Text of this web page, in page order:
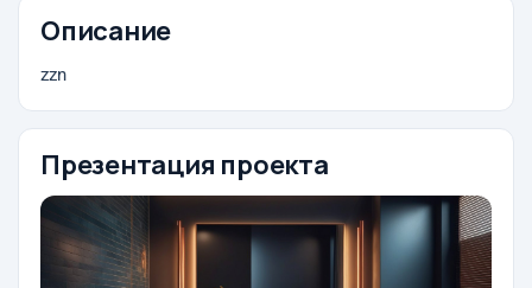
Описание
zzn
Презентация проекта